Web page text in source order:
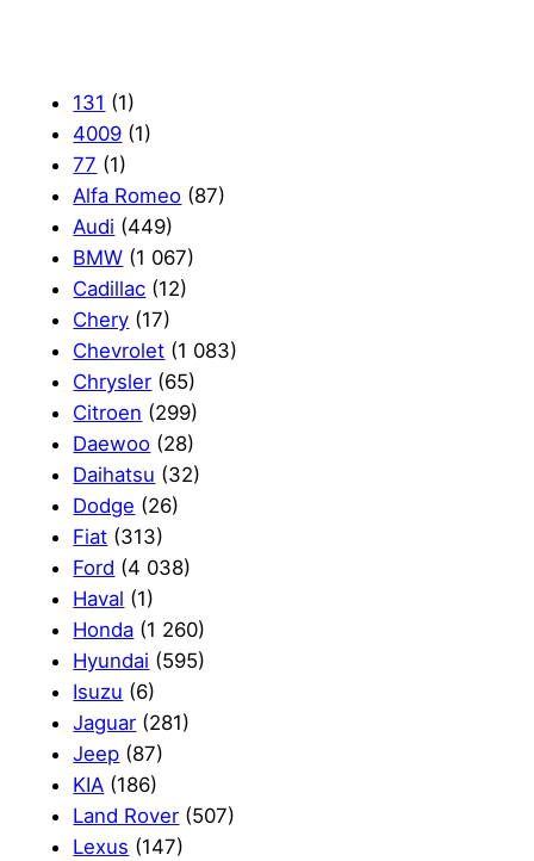
131 (1)
4009 (1)
77 (1)
Alfa Romeo (87)
Audi (449)
BMW (1 067)
Cadillac (12)
Chery (17)
Chevrolet (1 083)
Chrysler (65)
Citroen (299)
Daewoo (28)
Daihatsu (32)
Dodge (26)
Fiat (313)
Ford (4 038)
Haval (1)
Honda (1 260)
Hyundai (595)
Isuzu (6)
Jaguar (281)
Jeep (87)
KIA (186)
Land Rover (507)
Lexus (147)